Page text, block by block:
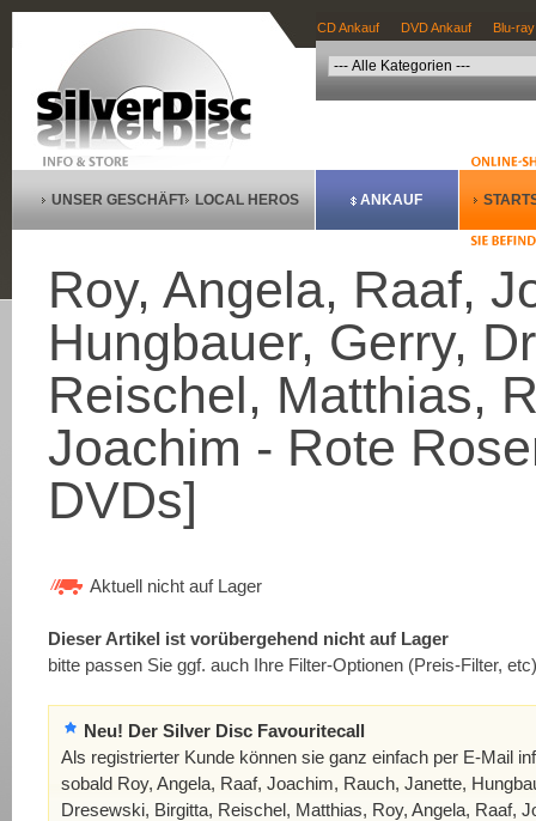
CD Ankauf DVD Ankauf Blu-
UNSER GESCHÄFT LOCAL HEROS ANKAUF
Roy, Angela, Raaf,
Hungbauer, Gerry,
Reischel, Matthias,
Joachim - Rote
DVDs]
Aktuell nicht auf Lager
Dieser Artikel ist vorübergehend nicht auf Lager
bitte passen Sie ggf. auch Ihre Filter-Optionen (Preis-Filter,
Neu! Der Silver Disc Favouritecall
Als registrierter Kunde können sie ganz einfach per E-Mail
sobald Roy, Angela, Raaf, Joachim, Rauch, Janette,
Dresewski, Birgitta, Reischel, Matthias, Roy, Angela, Raaf,